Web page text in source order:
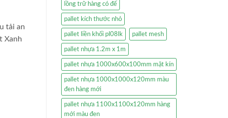
tải an
Xanh
lồng trữ hàng có đế
pallet kích thước nhỏ
pallet liền khối pl08lk pallet mesh
pallet nhựa 1.2m x 1m
pallet nhựa 1000x600x100mm mặt kín
pallet nhựa 1000x1000x120mm màu
đen hàng mới
pallet nhựa 1100x1100x120mm hàng
mới màu đen